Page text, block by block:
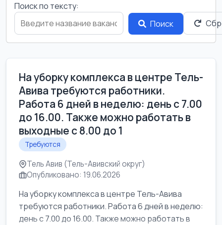
Поиск по тексту:
Поиск
На уборку комплекса в центре Тель-
Авива требуются работники.
Работа 6 дней в неделю: день с 7.00
до 16.00. Также можно работать в
выходные с 8.00 до 1
Требуются
Тель Авив (Тель-Авивский округ)
Опубликовано: 19.06.2026
На уборку комплекса в центре Тель-Авива
требуются работники. Работа 6 дней в неделю:
день с 7.00 до 16.00. Также можно работать в